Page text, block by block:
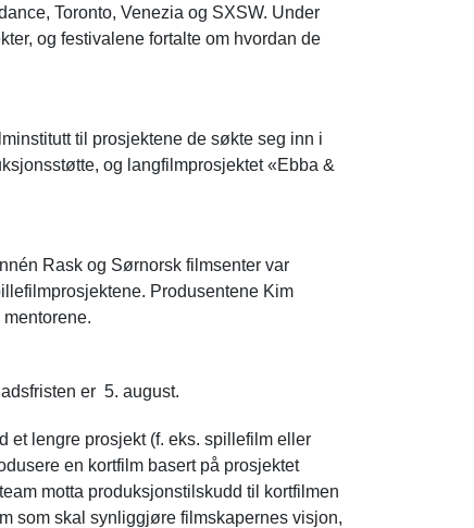
Toronto, Venezia og SXSW. Under
og festivalene fortalte om hvordan de
til prosjektene de søkte seg inn i
og langfilmprosjektet «Ebba &
Rask og Sørnorsk filmsenter var
Produsentene Kim
er 5. august.
et lengre prosjekt (f. eks. spillefilm eller
en kortfilm basert på prosjektet
motta produksjonstilskudd til kortfilmen
som skal synliggjøre filmskapernes visjon,